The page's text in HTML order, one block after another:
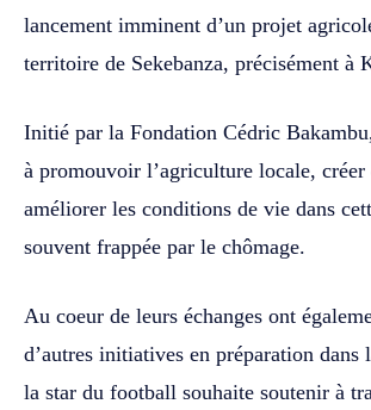
lancement imminent d’un projet
territoire de Sekebanza, précisément à
Initié par la Fondation Cédric
à promouvoir l’agriculture locale, créer
améliorer les conditions de vie dans
souvent frappée par le chômage.
Au coeur de leurs échanges ont
d’autres initiatives en préparation dans
la star du football souhaite soutenir à